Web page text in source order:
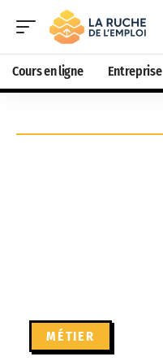
Cours en ligne Entreprise
MÉTIER